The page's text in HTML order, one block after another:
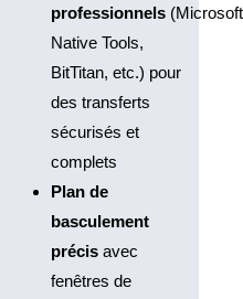
professionnels (Microsoft
Native Tools,
BitTitan, etc.) pour
des transferts
sécurisés et
complets
Plan de
basculement
précis avec
fenêtres de